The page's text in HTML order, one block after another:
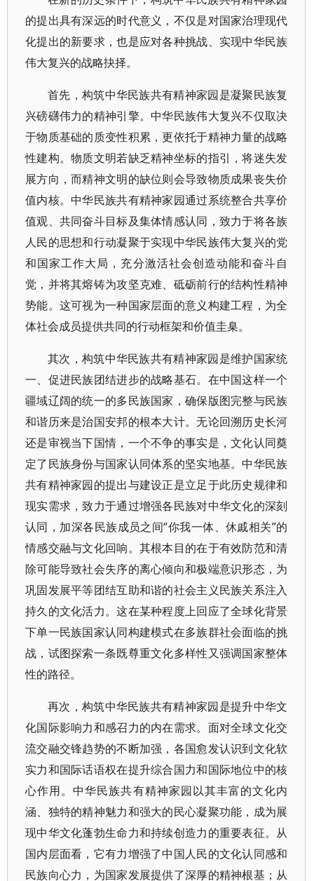
的提出具有深远的时代意义，不仅是对国家治理现代
化提出的新要求，也是应对各种挑战、实现中华民族
伟大复兴的战略抉择。
首先，构筑中华民族共有精神家园是凝聚民族复
兴磅礴伟力的精神引擎。中华民族伟大复兴不仅取决
于物质基础的质变性积累，更依托于精神力量的战略
性建构。物质文明若缺乏精神坐标的指引，将迷失发
展方向，而精神文明的缺位则会导致物质成果丧失价
值内核。中华民族共有精神家园通过系统整合共享价
值观、共同奋斗目标及集体情感认同，致力于将各族
人民的思想和行动凝聚于实现中华民族伟大复兴的党
和国家工作大局，充分激活社会创造动能和奋斗自
觉，并将其熔铸为攻坚克难、砥砺前行的结构性精神
势能。这可视为一种国家层面的意义构建工程，为全
体社会成员提供共同的行动框架和价值圭臬。
其次，构筑中华民族共有精神家园是维护国家统
一、促进民族团结进步的战略基石。在中国这样一个
疆域辽阔的统一的多民族国家，确保版图完整与民族
和谐历来是治国安邦的根本大计。无论回溯历史长河
还是审视当下国情，一个不争的事实是，文化认同奠
定了民族身份与国家认同体系的坚实地基。中华民族
共有精神家园的提出与建设正是立足于此历史规律和
现实需求，致力于通过增强各民族对中华文化的深刻
认同，加深各民族成员之间“你我一体、休戚相关”的
情感交融与文化回响。其根本目的在于有效防范和清
除可能导致社会失序的离心倾向和极端意识形态，为
巩固发展平等团结互助和谐的社会主义民族关系注入
持久的文化活力。这在某种程度上回应了全球化背景
下单一民族国家认同构建模式在多族群社会面临的挑
战，试图探索一条既尊重文化多样性又强调国家整体
性的路径。
再次，构筑中华民族共有精神家园是提升中华文
化国际影响力和感召力的内在需求。面对全球文化交
流交融交锋趋势的不断加强，各国愈发认识到文化软
实力和国际话语权在提升综合国力和国际地位中的核
心作用。中华民族共有精神家园以其丰富的文化内
涵、独特的精神魅力和强大的民心凝聚功能，成为展
现中华文化蓬勃生命力和持续创造力的重要表征。从
国内层面看，它有力增强了中国人民的文化认同感和
民族向心力，为国家发展提供了深厚的精神根基；从